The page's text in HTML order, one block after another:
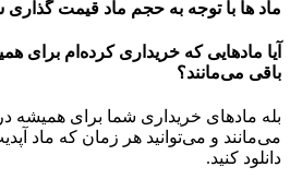
ماد ها با توجه به حجم ماد قیمت گذاری
آیا مادهایی که خریداری کرده‌ام برای
باقی می‌مانند؟
بله مادهای خریداری شما برای همیشه
می‌مانند و می‌توانید هر زمان که ماد
دانلود کنید.